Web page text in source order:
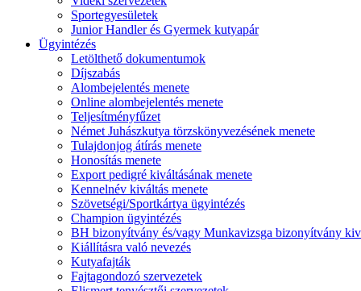
Sportegyesületek
Junior Handler és Gyermek kutyapár
Ügyintézés
Letölthető dokumentumok
Díjszabás
Alombejelentés menete
Online alombejelentés menete
Teljesítményfűzet
Német Juhászkutya törzskönyvezésének menete
Tulajdonjog átírás menete
Honosítás menete
Export pedigré kiváltásának menete
Kennelnév kiváltás menete
Szövetségi/Sportkártya ügyintézés
Champion ügyintézés
BH bizonyítvány és/vagy Munkavizsga bizonyítvány
Kiállításra való nevezés
Kutyafajták
Fajtagondozó szervezetek